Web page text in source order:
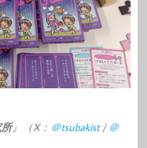
』（X： ＠tsubakist/ ＠